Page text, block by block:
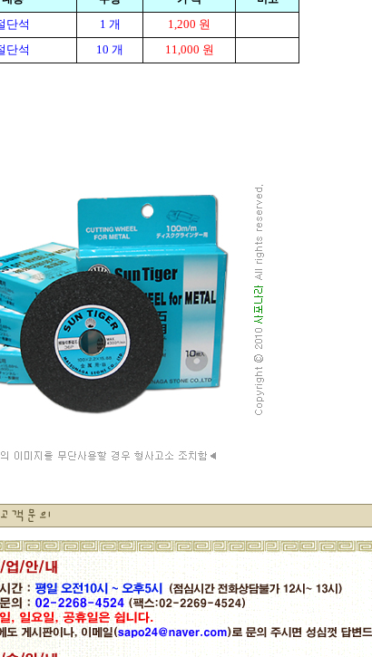
단석 1 개
1,200 원
단석 10 개 11,000 원